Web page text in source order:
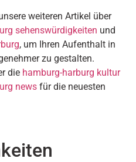
weiteren Artikel über
sehenswürdigkeiten und
, um Ihren Aufenthalt in
zu gestalten.
die hamburg-harburg kultur
news für die neuesten